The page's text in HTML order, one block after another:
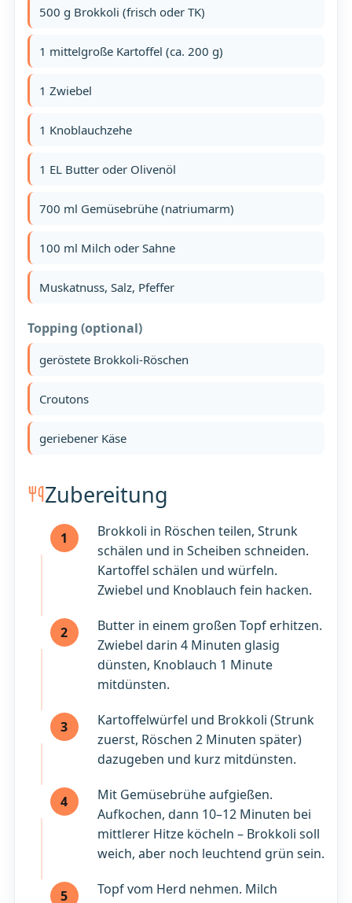
500 g Brokkoli (frisch oder TK)
1 mittelgroße Kartoffel (ca. 200 g)
1 Zwiebel
1 Knoblauchzehe
1 EL Butter oder Olivenöl
700 ml Gemüsebrühe (natriumarm)
100 ml Milch oder Sahne
Muskatnuss, Salz, Pfeffer
Topping (optional)
geröstete Brokkoli-Röschen
Croutons
geriebener Käse
Zubereitung
1
Brokkoli in Röschen teilen, Strunk
schälen und in Scheiben schneiden.
Kartoffel schälen und würfeln.
Zwiebel und Knoblauch fein hacken.
2
Butter in einem großen Topf erhitzen.
Zwiebel darin 4 Minuten glasig
dünsten, Knoblauch 1 Minute
mitdünsten.
3
Kartoffelwürfel und Brokkoli (Strunk
zuerst, Röschen 2 Minuten später)
dazugeben und kurz mitdünsten.
4
Mit Gemüsebrühe aufgießen.
Aufkochen, dann 10–12 Minuten bei
mittlerer Hitze köcheln – Brokkoli soll
weich, aber noch leuchtend grün sein.
5
Topf vom Herd nehmen. Milch